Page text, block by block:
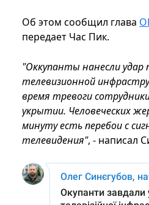
Об этом сообщил глава
передает Час Пик.
"Оккупанты нанесли удар
телевизионной
время тревоги
укрытии. Человеческих
минуту есть перебои с
телевидения", - написал